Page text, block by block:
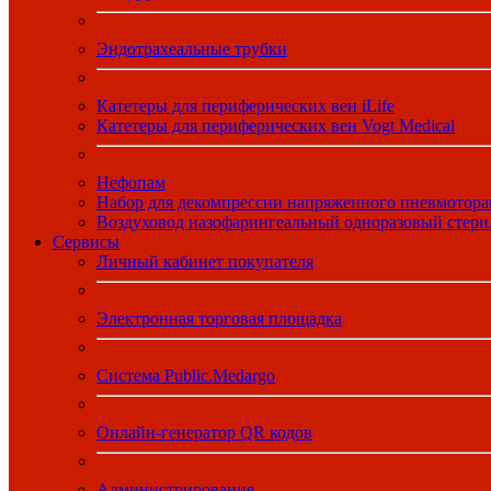
Эндотрахеальные трубки
Катетеры для периферических вен iLife
Катетеры для периферических вен Vogt Medical
Нефопам
Набор для декомпрессии напряженного
Воздуховод назофарингеальный одноразовый
Сервисы
Личный кабинет покупателя
Электронная торговая площадка
Система Public.Medargo
Онлайн-генератор QR кодов